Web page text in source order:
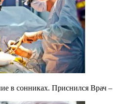
в сонниках. Приснился Врач –